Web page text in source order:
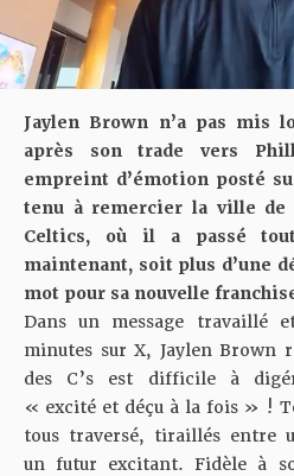
Jaylen Brown n’a pas mis
après son trade vers
empreint d’émotion posté
tenu à remercier la ville de
Celtics, où il a passé
maintenant, soit plus d’une
mot pour sa nouvelle
Dans un message travaillé
minutes sur X, Jaylen Brown
des C’s est difficile à
« excité et déçu à la fois » !
tous traversé, tiraillés entre
un futur excitant. Fidèle à